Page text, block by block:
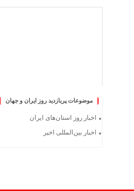
موضوعات پربازدید روز ایران و جهان
اخبار روز استان‌های ایران
اخبار بین‌المللی اخیر